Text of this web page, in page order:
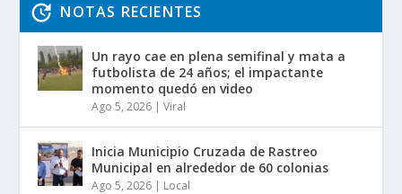
NOTAS RECIENTES
Un rayo cae en plena semifinal y mata a
futbolista de 24 años; el impactante
momento quedó en video
Ago 5, 2026 |Viral
Inicia Municipio Cruzada de Rastreo
Municipal en alrededor de 60 colonias
Ago 5, 2026 | Local